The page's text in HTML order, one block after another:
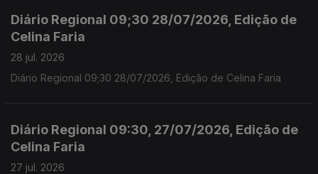
Diário Regional 09;30 28/07/2026, Edição de
Celina Faria
28 jul. 2026
Diário Regional 09;30 28/07/2026, Edição de Celina Faria
Diário Regional 09:30, 27/07/2026, Edição de
Celina Faria
27 jul. 2026